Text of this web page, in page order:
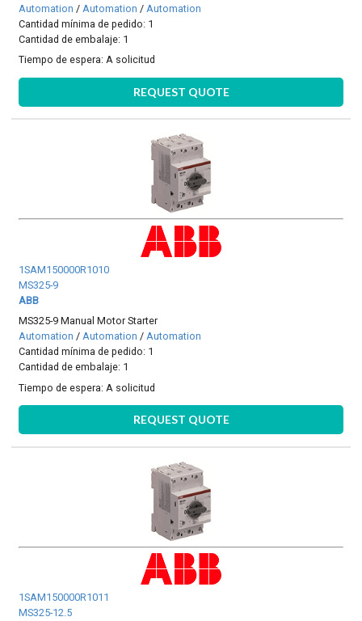
Automation / Automation / Automation
Cantidad mínima de pedido: 1
Cantidad de embalaje: 1
Tiempo de espera:A solicitud
REQUEST QUOTE
1SAM150000R1010
MS325-9
ABB
MS325-9 Manual Motor Starter
Automation /Automation /Automation
Cantidad mínima de pedido: 1
Cantidad de embalaje: 1
Tiempo de espera: A solicitud
REQUEST QUOTE
1SAM150000R1011
MS325-12.5